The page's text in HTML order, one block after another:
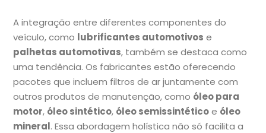
A integração entre diferentes componentes do
veículo, como lubrificantes automotivos e
palhetas automotivas, também se destaca como
uma tendência. Os fabricantes estão oferecendo
pacotes que incluem filtros de ar juntamente com
outros produtos de manutenção, como óleo para
motor, óleo sintético, óleo semissintéticoe óleo
mineral. Essa abordagem holística não só facilita a